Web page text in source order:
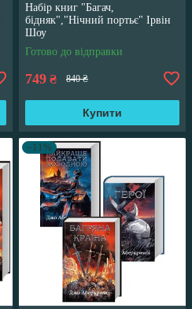
Набір книг "Багач,
бідняк","Нічний портьє" Ірвін
Шоу
Готово до відправки
749 ₴ 840 ₴
Купити
–11%